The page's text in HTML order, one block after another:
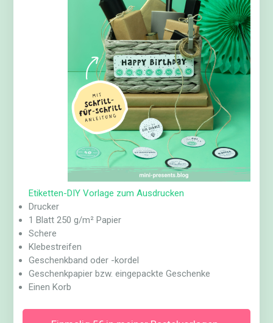
Etiketten-DIY Vorlage zum Ausdrucken
Drucker
1 Blatt 250 g/m² Papier
Schere
Klebestreifen
Geschenkband oder -kordel
Geschenkpapier bzw. eingepackte Geschenke
Einen Korb